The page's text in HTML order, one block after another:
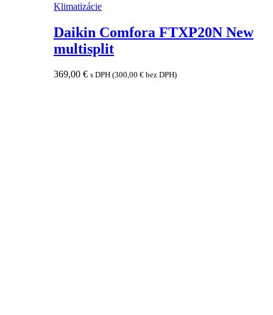
Klimatizácie
Daikin Comfora FTXP20N New
multisplit
369,00 € s DPH (300,00 € bez DPH)